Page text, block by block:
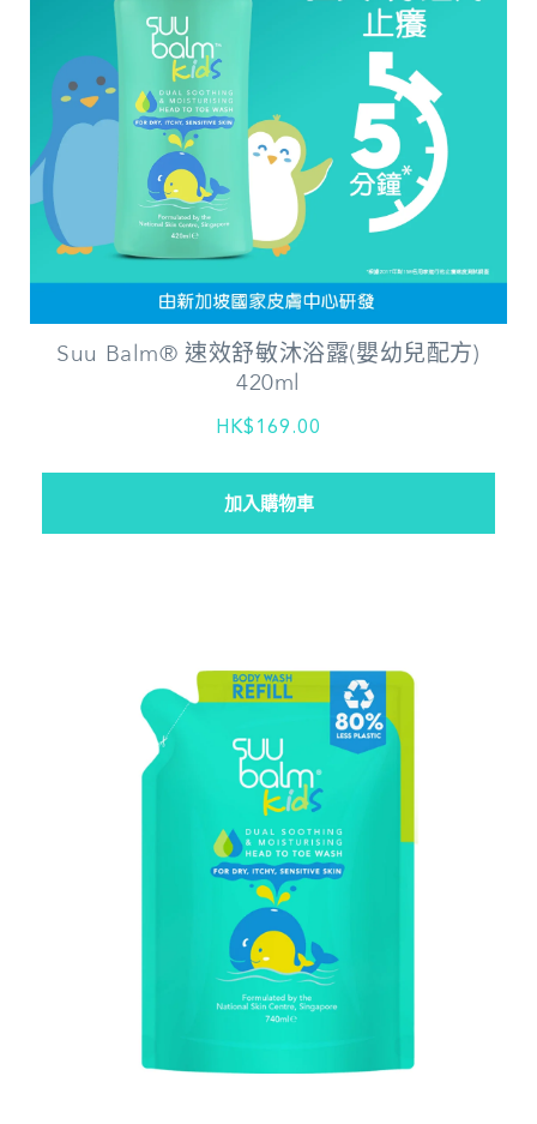
Suu Balm® 速效舒敏沐浴露(嬰幼兒配方)
420ml
HK$169.00